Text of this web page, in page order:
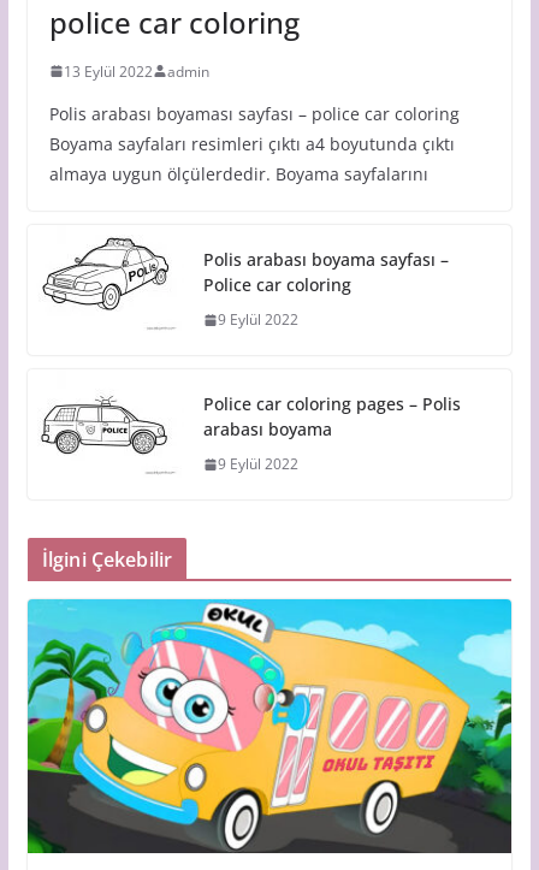
police car coloring
13 Eylül 2022 admin
Polis arabası boyaması sayfası – police car coloring
Boyama sayfaları resimleri çıktı a4 boyutunda çıktı
almaya uygun ölçülerdedir. Boyama sayfalarını
Polis arabası boyama sayfası –
Police car coloring
9 Eylül 2022
Police car coloring pages – Polis
arabası boyama
9 Eylül 2022
İlgini Çekebilir